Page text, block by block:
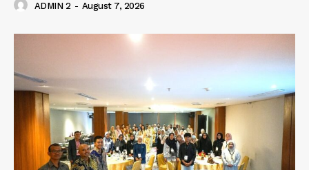
ADMIN 2 - August 7, 2026